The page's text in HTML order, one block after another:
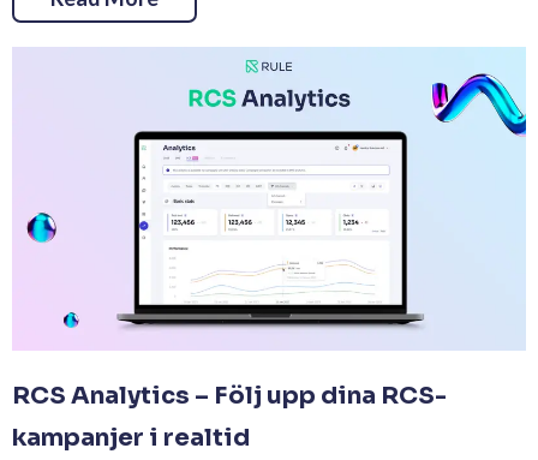
RCS Analytics – Följ upp dina RCS-
kampanjer i realtid